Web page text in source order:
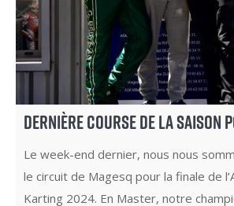
DERNIÈRE COURSE DE LA SAISON
Le week-end dernier, nous nous
le circuit de Magesq pour la finale de
Karting 2024. En Master, notre